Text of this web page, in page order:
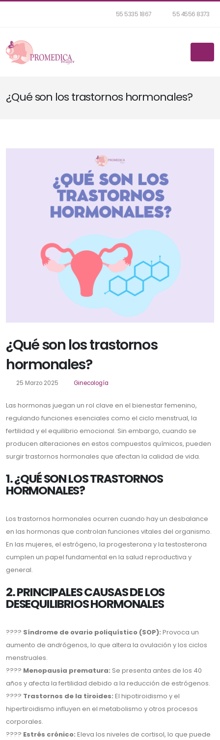
55 5335 1867 55 4556 8373
¿Qué son los trastornos hormonales?
¿Qué son los trastornos
hormonales?
25 Marzo 2025 Ginecología
Las hormonas juegan un rol clave en el bienestar femenino,
regulando funciones esenciales como el ciclo menstrual, la
fertilidad y el equilibrio emocional. Sin embargo, cuando se
producen alteraciones en estos compuestos químicos, pueden
surgir trastornos hormonales que afectan la calidad de vida.
1. ¿QUÉ SON LOS TRASTORNOS
HORMONALES?
Los trastornos hormonales ocurren cuando hay un desbalance
en las hormonas que controlan funciones vitales del organismo.
En las mujeres, el estrógeno, la progesterona y la testosterona
cumplen un papel fundamental en la salud reproductiva y
general.
2. PRINCIPALES CAUSAS DE LOS
DESEQUILIBRIOS HORMONALES
???? Síndrome de ovario poliquístico (SOP): Provoca un
aumento de andrógenos, lo que altera la ovulación y los ciclos
menstruales.
???? Menopausia prematura: Se presenta antes de los 40
años y afecta la fertilidad debido a la reducción de estrógenos.
???? Trastornos de la tiroides: El hipotiroidismo y el
hipertiroidismo influyen en el metabolismo y otros procesos
corporales.
???? Estrés crónico: Eleva los niveles de cortisol, lo que puede